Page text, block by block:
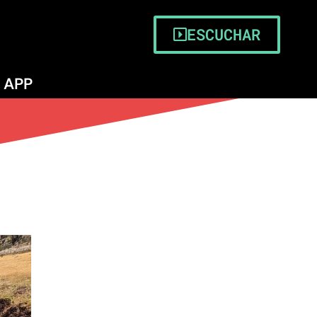
ESCUCHAR
APP